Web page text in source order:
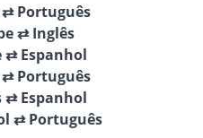
Português
⇄ Inglês
⇄ Espanhol
Português
⇄ Espanhol
⇄ Português